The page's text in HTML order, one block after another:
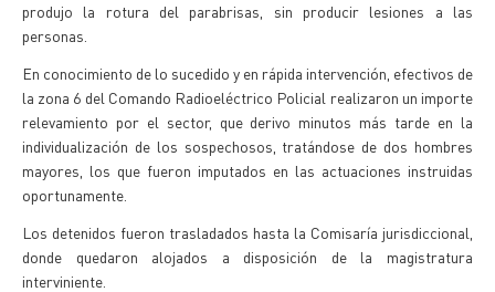
produjo la rotura del parabrisas, sin producir lesiones a las
personas.
En conocimiento de lo sucedido y en rápida intervención, efectivos de
la zona 6 del Comando Radioeléctrico Policial realizaron un importe
relevamiento por el sector, que derivo minutos más tarde en la
individualización de los sospechosos, tratándose de dos hombres
mayores, los que fueron imputados en las actuaciones instruidas
oportunamente.
Los detenidos fueron trasladados hasta la Comisaría jurisdiccional,
donde quedaron alojados a disposición de la magistratura
interviniente.